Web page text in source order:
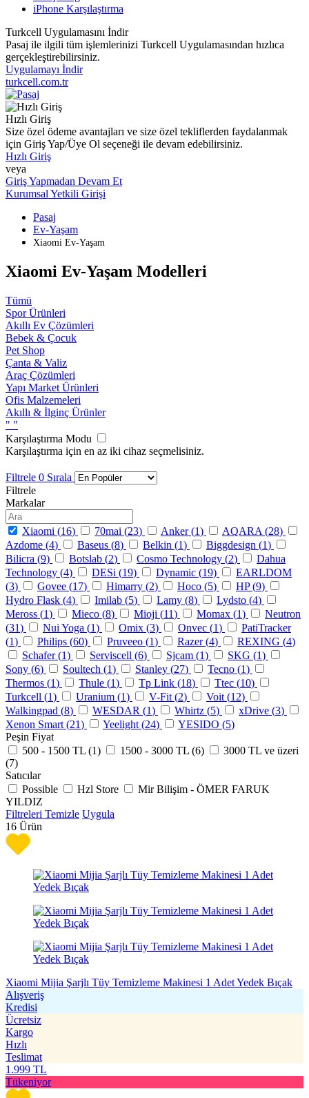
iPhone Karşılaştırma
Turkcell Uygulamasını İndir
Pasaj ile ilgili tüm işlemlerinizi Turkcell Uygulamasından hızlıca
gerçekleştirebilirsiniz.
Uygulamayı İndir
turkcell.com.tr
Hızlı Giriş
Size özel ödeme avantajları ve size özel tekliflerden faydalanmak
için Giriş Yap/Üye Ol seçeneği ile devam edebilirsiniz.
Hızlı Giriş
veya
Giriş Yapmadan Devam Et
Kurumsal Yetkili Girişi
Pasaj
Ev-Yaşam
Xiaomi Ev-Yaşam
Xiaomi Ev-Yaşam Modelleri
Tümü
Spor Ürünleri
Akıllı Ev Çözümleri
Bebek & Çocuk
Pet Shop
Çanta & Valiz
Araç Çözümleri
Yapı Market Ürünleri
Ofis Malzemeleri
Akıllı & İlginç Ürünler
" "
Karşılaştırma Modu
Karşılaştırma için en az iki cihaz seçmelisiniz.
Filtrele 0 Sırala
Filtrele
Markalar
Xiaomi (16) 70mai (23) Anker (1) AQARA (28)
Azdome (4) Baseus (8) Belkin (1) Biggdesign (1)
Bilicra (9) Botslab (2) Cosmo Technology (2)
Dahua
Technology (4) DESi (19) Dynamic (19)
EARLDOM
(3) Govee (17) Himarry (2) Hoco (5) HP (9)
Hydro Flask (4) Imilab (5) Lamy (8) Lydsto (4)
Meross (1) Mieco (8) Mioji (11) Momax (1)
Neutron
(31) Nui Yoga (1) Omix (3) Onvec (1)
PatiTracker
(1) Philips (60) Pruveeo (1) Razer (4) REXING (4)
Schafer (1) Serviscell (6) Sjcam (1) SKG (1)
Sony (6) Soultech (1) Stanley (27) Tecno (1)
Thermos (1) Thule (1) Tp Link (18) Ttec (10)
Turkcell (1) Uranium (1) V-Fit (2) Voit (12)
Walkingpad (8) WESDAR (1) Whirtz (5) xDrive (3)
Xenon Smart (21) Yeelight (24) YESIDO (5)
Peşin Fiyat
500 - 1500 TL (1) 1500 - 3000 TL (6)
3000 TL ve üzeri
(7)
Satıcılar
Possible
Hzl Store
Mir Bilişim - ÖMER FARUK
YILDIZ
Filtreleri Temizle Uygula
16 Ürün
Xiaomi Mijia Şarjlı Tüy Temizleme Makinesi 1 Adet Yedek Bıçak
Alışveriş
Kredisi
Ücretsiz
Kargo
Hızlı
Teslimat
1.999 TL
Tükeniyor